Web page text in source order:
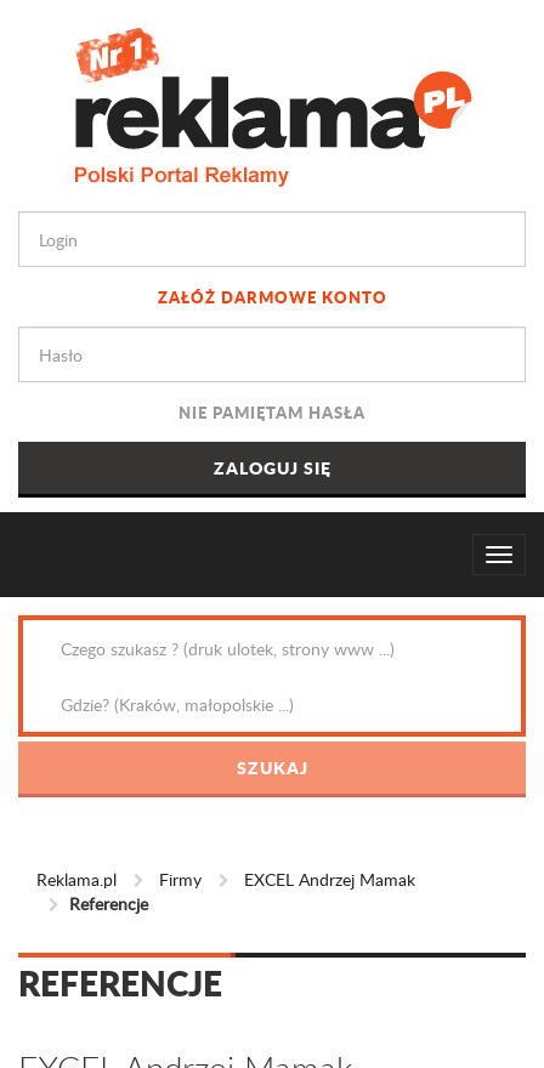
ZAŁÓŻ DARMOWE KONTO
NIE PAMIĘTAM HASŁA
Reklama.pl Firmy
EXCEL Andrzej Mamak
Referencje
REFERENCJE